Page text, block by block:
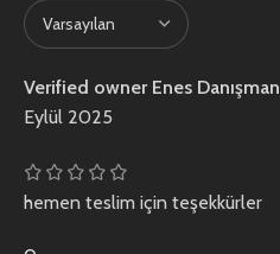
Verified owner Enes Danışman
Eylül 2025
hemen teslim için teşekkürler